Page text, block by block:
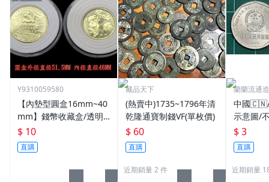
Y9310059580
【內墊型圓盒16mm~40
mm】錢幣收藏盒/透明
圓盒/硬幣盒/錢幣收藏用
品
$ 10
直購
藏品天下
(熱賣中)1735~1796年清
乾隆通寶制錢VF(單枚價)
$ 60
直購
近期銷量 2 件
蘭蘭流通
中國🇨🇳/
示意圖/
機出貨
$ 3
直購
近期銷量